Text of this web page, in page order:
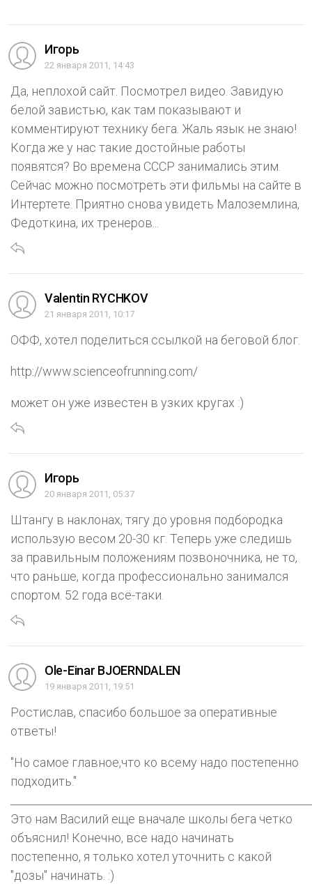
Игорь
22 января 2011, 14:43
Да, неплохой сайт. Посмотрел видео. Завидую
белой завистью, как там показывают и
комментируют технику бега. Жаль язык не знаю!
Когда же у нас такие достойные работы
появятся? Во времена СССР занимались этим.
Сейчас можно посмотреть эти фильмы на сайте в
Интертете. Приятно снова увидеть Малоземлина,
Федоткина, их тренеров...
Valentin RYCHKOV
21 января 2011, 10:17
ОФФ, хотел поделиться ссылкой на беговой блог.
http://www.scienceofrunning.com/
может он уже известен в узких кругах :)
Игорь
20 января 2011, 05:37
Штангу в наклонах, тягу до уровня подбородка
использую весом 20-30 кг. Теперь уже следишь
за правильным положениям позвоночника, не то,
что раньше, когда профессионально занимался
спортом. 52 года всё-таки.
Ole-Einar BJOERNDALEN
19 января 2011, 19:51
Ростислав, спасибо большое за оперативные
ответы!
"Но самое главное,что ко всему надо постепенно
подходить."
Это нам Василий еще вначале школы бега четко
объяснил! Конечно, все надо начинать
постепенно, я только хотел уточнить с какой
"дозы" начинать. :)